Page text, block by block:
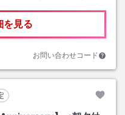
を見る
お問い合わせコード